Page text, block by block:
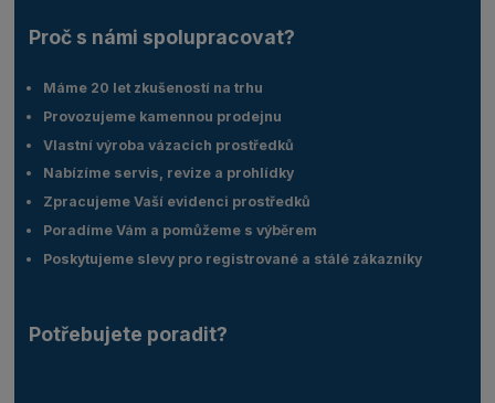
Proč s námi spolupracovat?
Máme 20 let zkušeností na trhu
Provozujeme kamennou prodejnu
Vlastní výroba vázacích prostředků
Nabízíme servis, revize a prohlídky
Zpracujeme Vaší evidenci prostředků
Poradíme Vám a pomůžeme s výběrem
Poskytujeme slevy pro registrované a stálé zákazníky
Potřebujete poradit?